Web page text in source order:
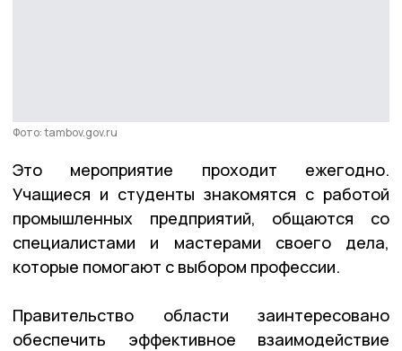
Фото: tambov.gov.ru
Это мероприятие проходит ежегодно.
Учащиеся и студенты знакомятся с работой
промышленных предприятий, общаются со
специалистами и мастерами своего дела,
которые помогают с выбором профессии.
Правительство области заинтересовано
обеспечить эффективное взаимодействие